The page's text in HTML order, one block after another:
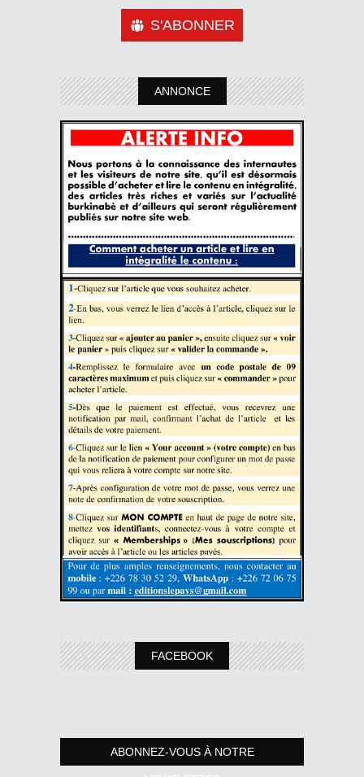
S'ABONNER
ANNONCE
FACEBOOK
ABONNEZ-VOUS À NOTRE